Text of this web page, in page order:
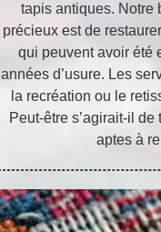
tapis antiques. Notre
précieux est de
qui peuvent avoir été
années d’usure. Les
la recréation ou le
Peut-être s’agirait-il
aptes à